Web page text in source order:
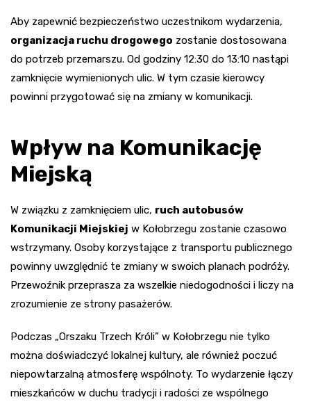
Aby zapewnić bezpieczeństwo uczestnikom wydarzenia,
organizacja ruchu drogowego zostanie dostosowana
do potrzeb przemarszu. Od godziny 12:30 do 13:10 nastąpi
zamknięcie wymienionych ulic. W tym czasie kierowcy
powinni przygotować się na zmiany w komunikacji.
Wpływ na Komunikację
Miejską
W związku z zamknięciem ulic, ruch autobusów
Komunikacji Miejskiej w Kołobrzegu zostanie czasowo
wstrzymany. Osoby korzystające z transportu publicznego
powinny uwzględnić te zmiany w swoich planach podróży.
Przewoźnik przeprasza za wszelkie niedogodności i liczy na
zrozumienie ze strony pasażerów.
Podczas „Orszaku Trzech Króli” w Kołobrzegu nie tylko
można doświadczyć lokalnej kultury, ale również poczuć
niepowtarzalną atmosferę wspólnoty. To wydarzenie łączy
mieszkańców w duchu tradycji i radości ze wspólnego